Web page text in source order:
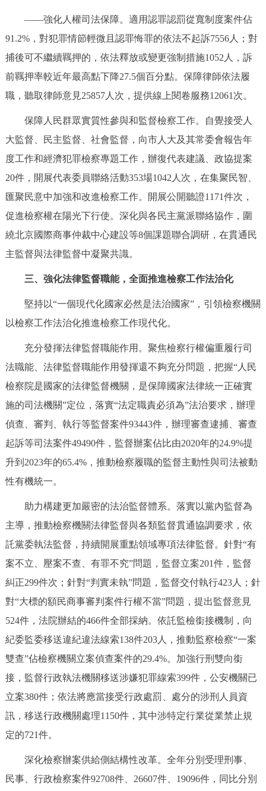
——強化人權司法保障。適用認罪認罰從寬制度案件佔
91.2%，對犯罪情節輕微且認罪悔罪的依法不起訴7556人；對
捕後可不繼續羈押的，依法釋放或變更強制措施1052人，訴
前羈押率較近年最高點下降27.5個百分點。保障律師依法履
職，聽取律師意見25857人次，提供線上閱卷服務12061次。
保障人民群眾實質性參與和監督檢察工作。自覺接受人
大監督、民主監督、社會監督，向市人大及其常委會報告年
度工作和經濟犯罪檢察專題工作，辦復代表建議、政協提案
20件，開展代表委員聯絡活動353場1042人次，在集聚民智、
匯聚民意中加強和改進檢察工作。開展公開聽證1171件次，
促進檢察權在陽光下行使。深化與各民主黨派聯絡協作，圍
繞北京國際商事仲裁中心建設等8個課題聯合調研，在貫通民
主監督與法律監督中凝聚共識。
三、強化法律監督職能，全面推進檢察工作法治化
堅持以“一個現代化國家必然是法治國家”，引領檢察機關
以檢察工作法治化推進檢察工作現代化。
充分發揮法律監督職能作用。聚焦檢察行權偏重履行司
法職能、法律監督職能作用發揮還不夠充分問題，把握“人民
檢察院是國家的法律監督機關，是保障國家法律統一正確實
施的司法機關”定位，落實“法定職責必須為”法治要求，辦理
偵查、審判、執行等監督案件93443件，辦理審查逮捕、審查
起訴等司法案件49490件，監督辦案佔比由2020年的24.9%提
升到2023年的65.4%，推動檢察履職的監督主動性與司法被動
性有機統一。
助力構建更加嚴密的法治監督體系。落實以黨內監督為
主導，推動檢察機關法律監督與各類監督貫通協調要求，依
託黨委執法監督，持續開展重點領域專項法律監督。針對“有
案不立、壓案不查、有罪不究”問題，監督立案201件，監督
糾正299件次；針對“判實未執”問題，監督交付執行423人；針
對“大標的額民商事審判案件行權不當”問題，提出監督意見
524件，法院辦結的466件全部採納。依託監檢銜接機制，向
紀委監委移送違紀違法線索138件203人，推動監察檢察“一案
雙查”佔檢察機關立案偵查案件的29.4%。加強行刑雙向銜
接，監督行政執法機關移送涉嫌犯罪線索399件，公安機關已
立案380件；依法將應當接受行政處罰、處分的涉刑人員資
訊，移送行政機關處理1150件，其中涉特定行業從業禁止規
定的721件。
深化檢察辦案供給側結構性改革。全年分別受理刑事、
民事、行政檢察案件92708件、26607件、19096件，同比分別